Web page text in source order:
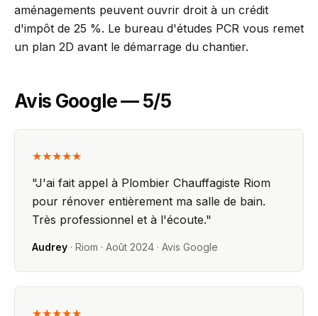
aménagements peuvent ouvrir droit à un crédit
d'impôt de 25 %. Le bureau d'études PCR vous remet
un plan 2D avant le démarrage du chantier.
Avis Google — 5/5
★★★★★
"J'ai fait appel à Plombier Chauffagiste Riom
pour rénover entièrement ma salle de bain.
Très professionnel et à l'écoute."
Audrey · Riom · Août 2024 · Avis Google
★★★★★